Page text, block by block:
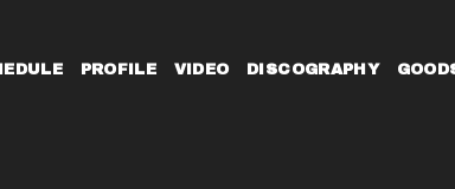
PROFILE VIDEO DISCOGRAPHY